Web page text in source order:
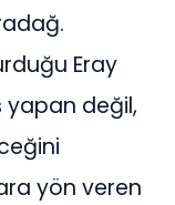
Eray
yapan değil,
yön veren